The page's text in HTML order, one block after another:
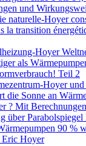
und
naturelle-Hoyer
la transition
Hoyer
als
Teil 2
Hoyer
die Sonne an
? Mit Berechnungen
über
90 %
Hoyer